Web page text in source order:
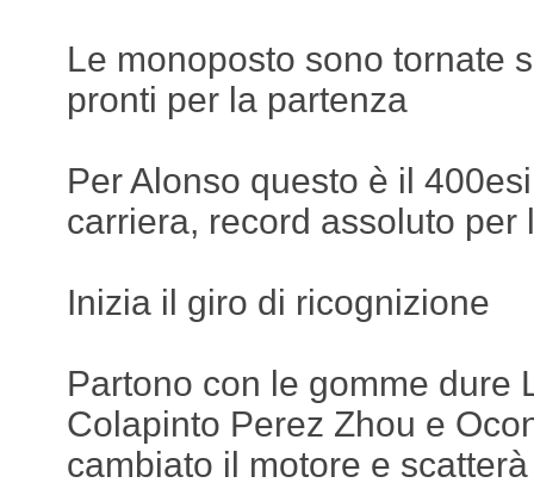
Le monoposto sono tornate
pronti per la partenza
Per Alonso questo è il
carriera, record assoluto per
Inizia il giro di ricognizione
Partono con le gomme dure
Colapinto Perez Zhou e
cambiato il motore e